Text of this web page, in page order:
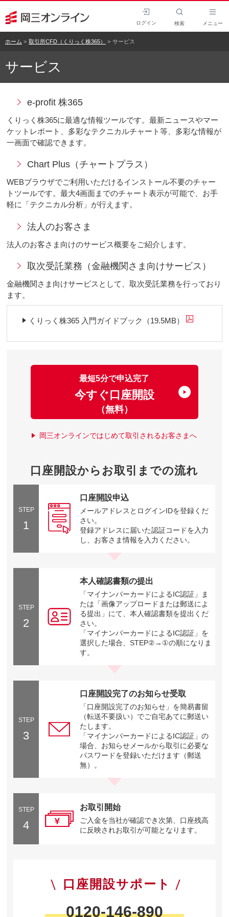
ログイン 検索 メニュー
ホーム 取引所CFD（くりっく株365） サービス
サービス
e-profit 株365
くりっく株365に最適な情報ツールです。最新ニュースやマー
ケットレポート、多彩なテクニカルチャート等、多彩な情報が
一画面で確認できます。
Chart Plus（チャートプラス）
WEBブラウザでご利用いただけるインストール不要のチャー
トツールです。最大4画面までのチャート表示が可能で、お手
軽に「テクニカル分析」が行えます。
法人のお客さま
法人のお客さま向けのサービス概要をご紹介します。
取次受託業務（金融機関さま向けサービス）
金融機関さま向けサービスとして、取次受託業務を行っており
ます。
くりっく株365 入門ガイドブック（19.5MB）
最短5分で申込完了
今すぐ口座開設
（無料）
岡三オンラインではじめて取引されるお客さまへ
口座開設からお取引までの流れ
STEP
1
口座開設申込
メールアドレスとログインIDを登録くだ
さい。
登録アドレスに届いた認証コードを入力
し、お客さま情報を入力ください。
STEP
2
本人確認書類の提出
「マイナンバーカードによるIC認証」ま
たは「画像アップロードまたは郵送によ
る提出」にて、本人確認書類を提出くだ
さい。
「マイナンバーカードによるIC認証」を
選択した場合、STEP②→①の順になりま
す。
STEP
3
口座開設完了のお知らせ受取
「口座開設完了のお知らせ」を簡易書留
（転送不要扱い）でご自宅あてに郵送い
たします。
「マイナンバーカードによるIC認証」の
場合、お知らせメールから取引に必要な
パスワードを登録いただけます（郵送
無）。
STEP
4
お取引開始
ご入金を当社が確認でき次第、口座残高
に反映されお取引が可能となります。
口座開設サポート
0120-146-890